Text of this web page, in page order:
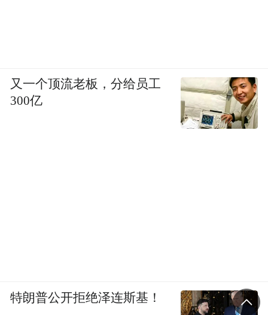
又一个顶流老板，分给员工
300亿
特朗普公开拒绝泽连斯基！